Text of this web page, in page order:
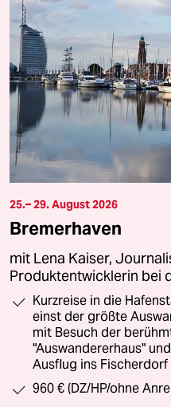
25.– 29. August 2026
Bremerhaven
mit Lena Kaiser,
Produktentwicklerin bei
Kurzreise in die
einst der größte
mit Besuch der
"Auswandererhaus"
Ausflug ins
960 € (DZ/HP/ohne